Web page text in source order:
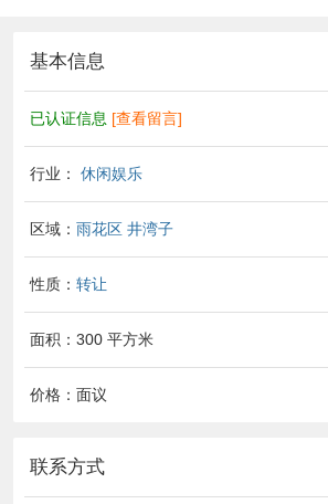
基本信息
已认证信息 [查看留言]
行业： 休闲娱乐
区域： 雨花区 井湾子
性质： 转让
面积：300 平方米
价格：面议
联系方式